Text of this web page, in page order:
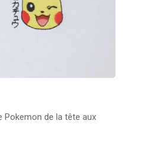
Pokemon de la tête aux